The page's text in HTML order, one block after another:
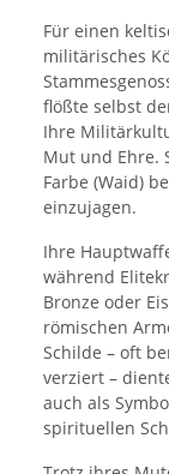
Für einen
militärisches
flößte selbst
Ihre
Mut und Ehre.
Farbe (Waid)
einzujagen.
Ihre
während
Bronze oder
römischen
Schilde – oft
verziert –
auch als
spirituellen